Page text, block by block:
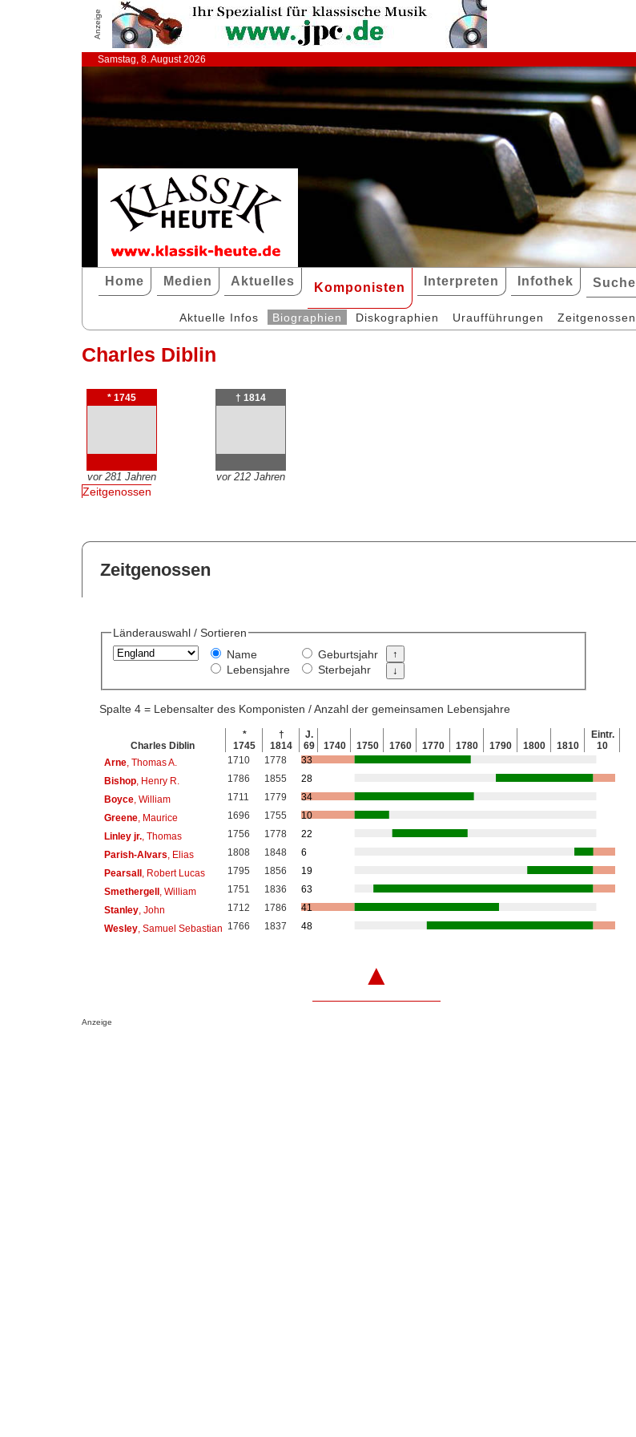
Anzeige
Samstag, 8. August 2026
Home Medien Aktuelles Komponisten Interpreten Infothek Suche
Aktuelle Infos Biographien Diskographien Uraufführungen Zeitgenossen
Charles Diblin
* 1745
vor 281 Jahren
† 1814
vor 212 Jahren
Zeitgenossen
Zeitgenossen
Länderauswahl / Sortieren
Name
Lebensjahre
Geburtsjahr
Sterbejahr
Spalte 4 = Lebensalter des Komponisten / Anzahl der gemeinsamen Lebensjahre
Charles Diblin
*
1745
†
1814
J.
69
1740 1750 1760 1770 1780 1790 1800 1810
Eintr.
10
Arne, Thomas A. 1710 1778
33
Bishop, Henry R. 1786 1855
28
Boyce, William 1711 1779
34
Greene, Maurice 1696 1755
10
Linley jr., Thomas 1756 1778
22
Parish-Alvars, Elias 1808 1848
6
Pearsall, Robert Lucas 1795 1856
19
Smethergell, William 1751 1836
63
Stanley, John 1712 1786
41
Wesley, Samuel Sebastian 1766 1837 48
▲
Anzeige